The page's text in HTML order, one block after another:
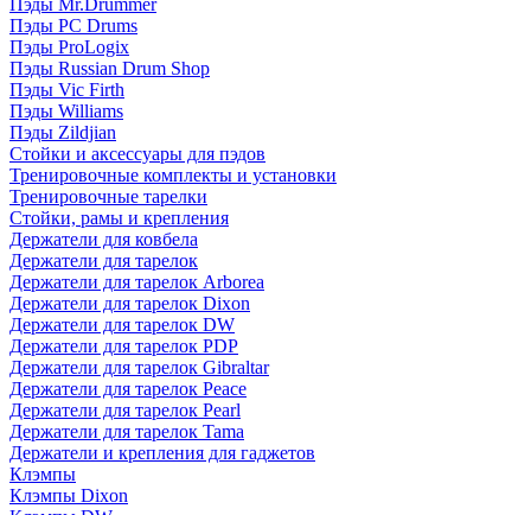
Пэды Mr.Drummer
Пэды PC Drums
Пэды ProLogix
Пэды Russian Drum Shop
Пэды Vic Firth
Пэды Williams
Пэды Zildjian
Стойки и аксессуары для пэдов
Тренировочные комплекты и установки
Тренировочные тарелки
Стойки, рамы и крепления
Держатели для ковбела
Держатели для тарелок
Держатели для тарелок Arborea
Держатели для тарелок Dixon
Держатели для тарелок DW
Держатели для тарелок PDP
Держатели для тарелок Gibraltar
Держатели для тарелок Peace
Держатели для тарелок Pearl
Держатели для тарелок Tama
Держатели и крепления для гаджетов
Клэмпы
Клэмпы Dixon